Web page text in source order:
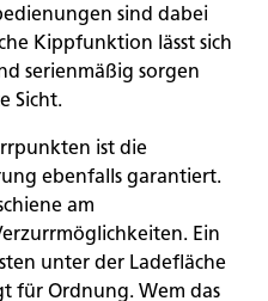
sind dabei
Kippfunktion lässt sich
serienmäßig sorgen
Sicht.
ist die
ebenfalls garantiert.
am
Ein
unter der Ladefläche
für Ordnung. Wem das